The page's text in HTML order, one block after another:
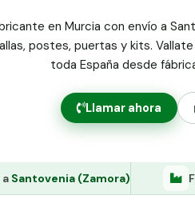
en Murcia con envío a
postes, puertas y kits.
toda España desde
Llamar ahora
Santovenia (Zamora)